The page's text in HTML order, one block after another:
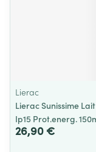
Lierac
Lierac Sunissime
Ip15 Prot.energ.
26,90 €